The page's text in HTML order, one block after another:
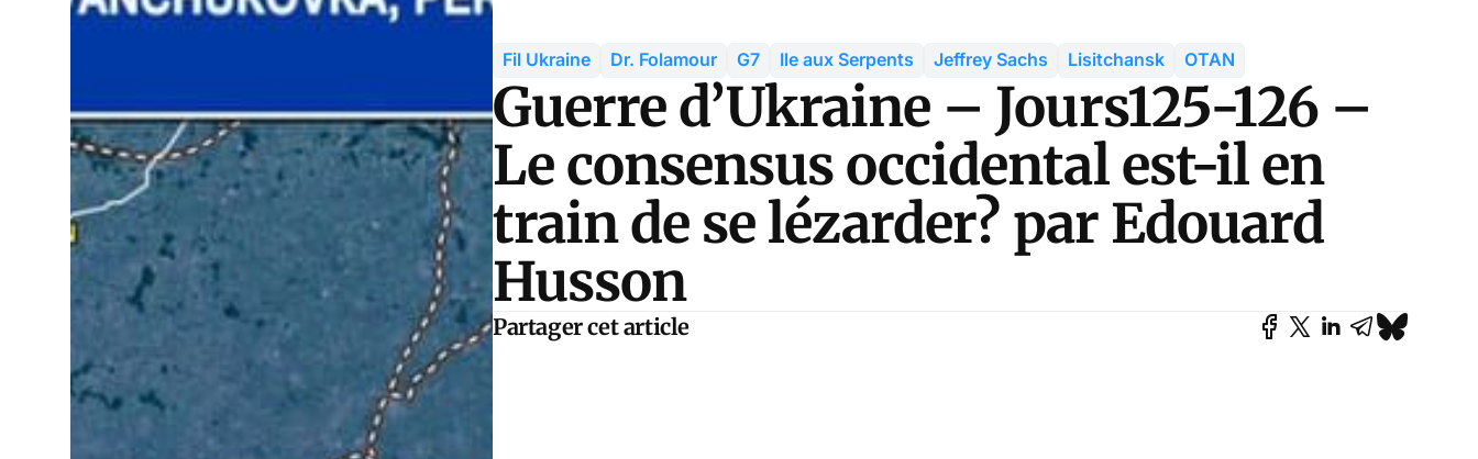
Fil Ukraine Dr. Folamour G7 Ile aux Serpents Jeffrey Sachs Lisitchansk OTAN
Guerre d’Ukraine – Jours125-126 –
Le consensus occidental est-il en
train de se lézarder? par Edouard
Husson
Partager cet article